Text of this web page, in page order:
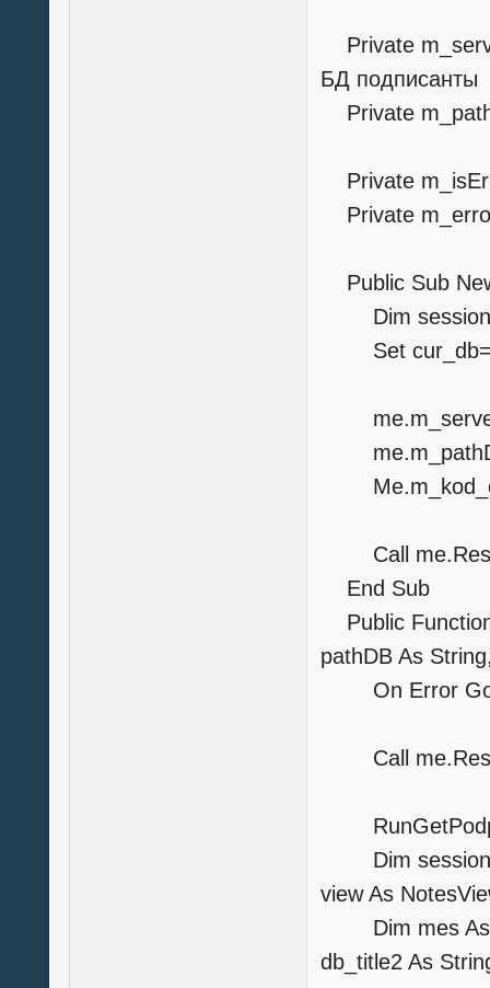
Private
БД подписанты
Private
Private
Private
Public Sub
Dim session
Set
Call
End Sub
Public
pathDB As
On Error
Call
Dim session
view As
Dim mes As
db_title2 As